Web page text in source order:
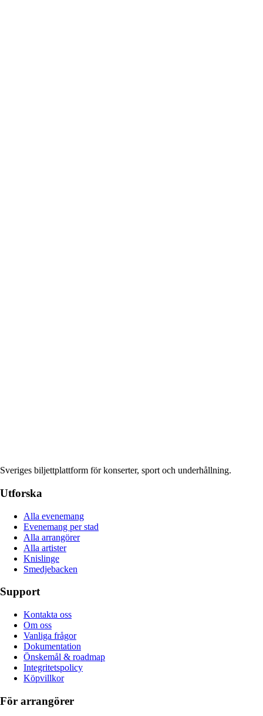
Sveriges biljettplattform för konserter, sport och underhållning.
Utforska
Alla evenemang
Evenemang per stad
Alla arrangörer
Alla artister
Knislinge
Smedjebacken
Support
Kontakta oss
Om oss
Vanliga frågor
Dokumentation
Önskemål & roadmap
Integritetspolicy
Köpvillkor
För arrangörer